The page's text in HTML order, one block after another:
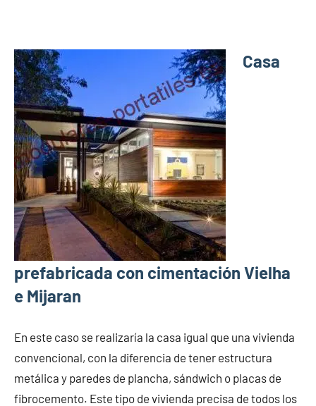
Casa
prefabricada con cimentación Vielha
e Mijaran
En este caso se realizaría la casa igual que una vivienda
convencional, con la diferencia de tener estructura
metálica y paredes de plancha, sándwich o placas de
fibrocemento. Este tipo de vivienda precisa de todos los